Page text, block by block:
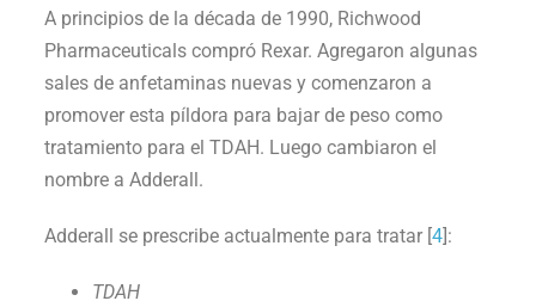
A principios de la década de 1990, Richwood
Pharmaceuticals compró Rexar. Agregaron algunas
sales de anfetaminas nuevas y comenzaron a
promover esta píldora para bajar de peso como
tratamiento para el TDAH. Luego cambiaron el
nombre a Adderall.
Adderall se prescribe actualmente para tratar [4]:
TDAH